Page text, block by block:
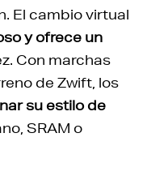
El cambio virtual
y ofrece un
Con marchas
de Zwift, los
su estilo de
SRAM o